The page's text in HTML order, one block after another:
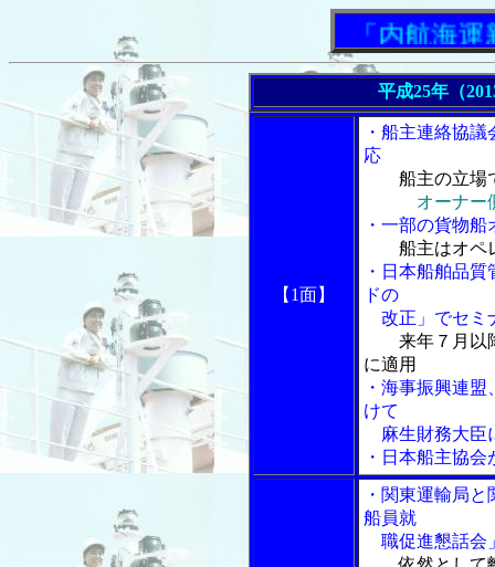
「内航海運新聞
平成25年（
【1面】
・船主連絡協
応
船主の立場
オーナー
・一部の貨物
船主はオペ
・日本船舶品
ドの
改正」でセミ
来年７月以
に適用
・海事振興連
けて
麻生財務大臣
・日本船主協
・関東運輸局
船員就
職促進懇話会